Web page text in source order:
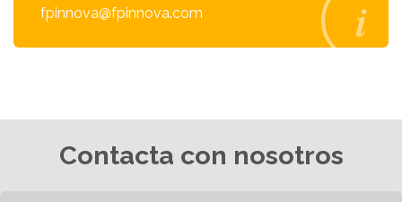
fpinnova@fpinnova.com
Contacta con nosotros